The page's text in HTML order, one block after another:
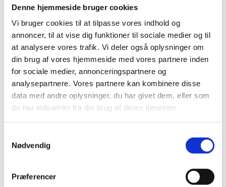
Denne hjemmeside bruger cookies
Vi bruger cookies til at tilpasse vores indhold og
annoncer, til at vise dig funktioner til sociale medier og til
at analysere vores trafik. Vi deler også oplysninger om
din brug af vores hjemmeside med vores partnere inden
for sociale medier, annonceringspartnere og
analysepartnere. Vores partnere kan kombinere disse
data med andre oplysninger, du har givet dem, eller som
de har indsamlet fra din brug af deres tjenester.
Nødvendig
Præferencer
Denim
UDSALG %
Udsalg BIBS
Udsalg babylegetøj
Udsalg legetøj
Udsalg Liberty sengetøj
Udsalg spise, amme, pusle
Udsalg indretning
Udsalg Tøj og sko
Udsalg tasker og tilbehør
SLUTSPURT -50% Day tasker
UDSALG metervarer
Sytilbehør